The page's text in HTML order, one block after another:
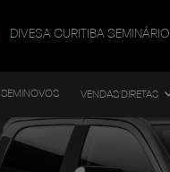
DIVESA CURITIBA SEMINÁRIO
SEMINOVOS VENDAS DIRETAS